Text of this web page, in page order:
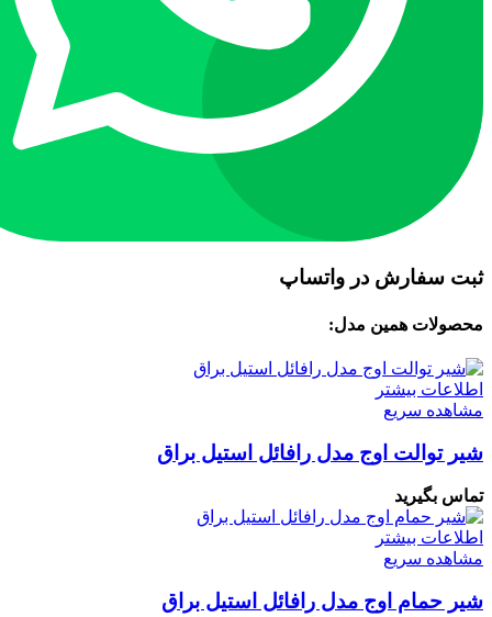
ثبت سفارش در واتساپ
محصولات همین مدل:
اطلاعات بیشتر
مشاهده سریع
شیر توالت اوج مدل رافائل استیل براق
تماس بگیرید
اطلاعات بیشتر
مشاهده سریع
شیر حمام اوج مدل رافائل استیل براق